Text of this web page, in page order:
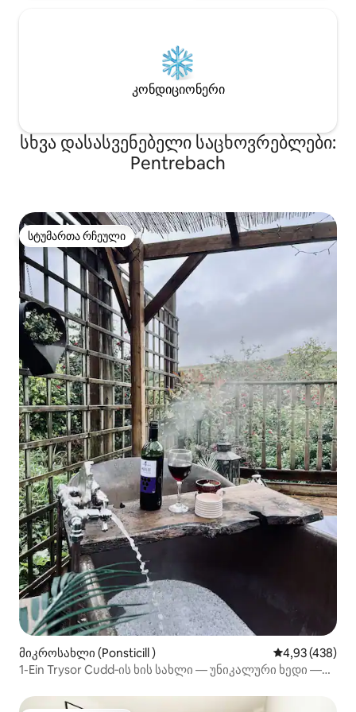
კონდიციონერი
სხვა დასასვენებელი საცხოვრებლები:
Pentrebach
სტუმართა რჩეული
სტუმართა რჩეული
მიკროსახლი (Ponsticill ) საშუალო
4,93 (438)
1-Ein Trysor Cudd‑ის ხის სახლი — უნიკალური ხედი —